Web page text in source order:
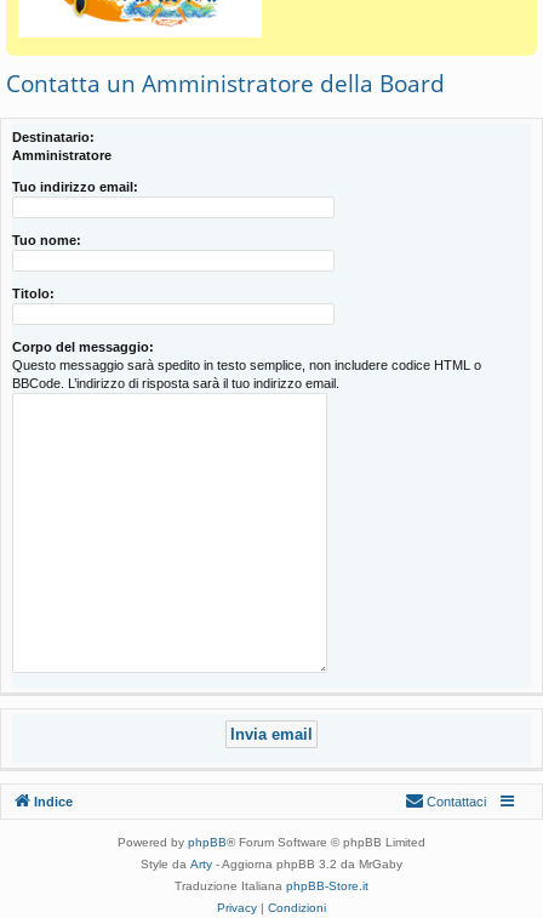
Contatta un Amministratore della Board
Destinatario:
Amministratore
Tuo indirizzo email:
Tuo nome:
Titolo:
Corpo del messaggio:
Questo messaggio sarà spedito in testo semplice, non includere codice HTML o
BBCode. L’indirizzo di risposta sarà il tuo indirizzo email.
Indice Contattaci
Powered by phpBB® Forum Software © phpBB Limited
Style da Arty - Aggiorna phpBB 3.2 da MrGaby
Traduzione Italiana phpBB-Store.it
Privacy | Condizioni